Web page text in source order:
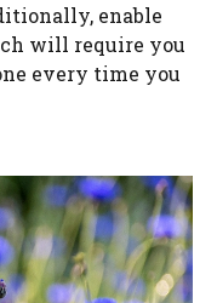
enable
will require you
every time you